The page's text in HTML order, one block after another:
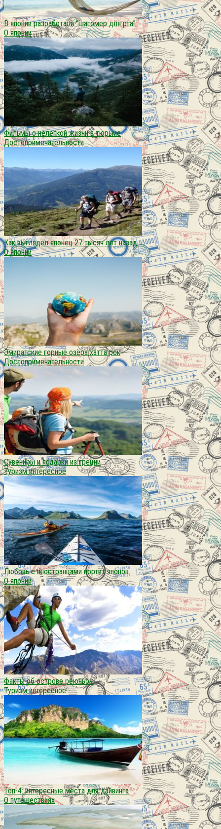
В японии разработали “шагомер для рта”
О японии
Фильмы о нелегкой жизни в тюрьме
Достопримечательности
Как выглядел японец 27 тысяч лет назад
О японии
Эмиратские горные озёра хатта рок
Достопримечательности
Сувениры и подарки из греции
Туризм интересное
Любовь с иностранцами портит японок
О японии
Факты об острове реюньон
Туризм интересное
Топ-4: интересные места для дайвинга
О путешествиях